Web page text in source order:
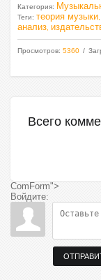
Категория:
Теги: теория музыки
анализ
Просмотров: 5360
Всего
ComForm">
Войдите: